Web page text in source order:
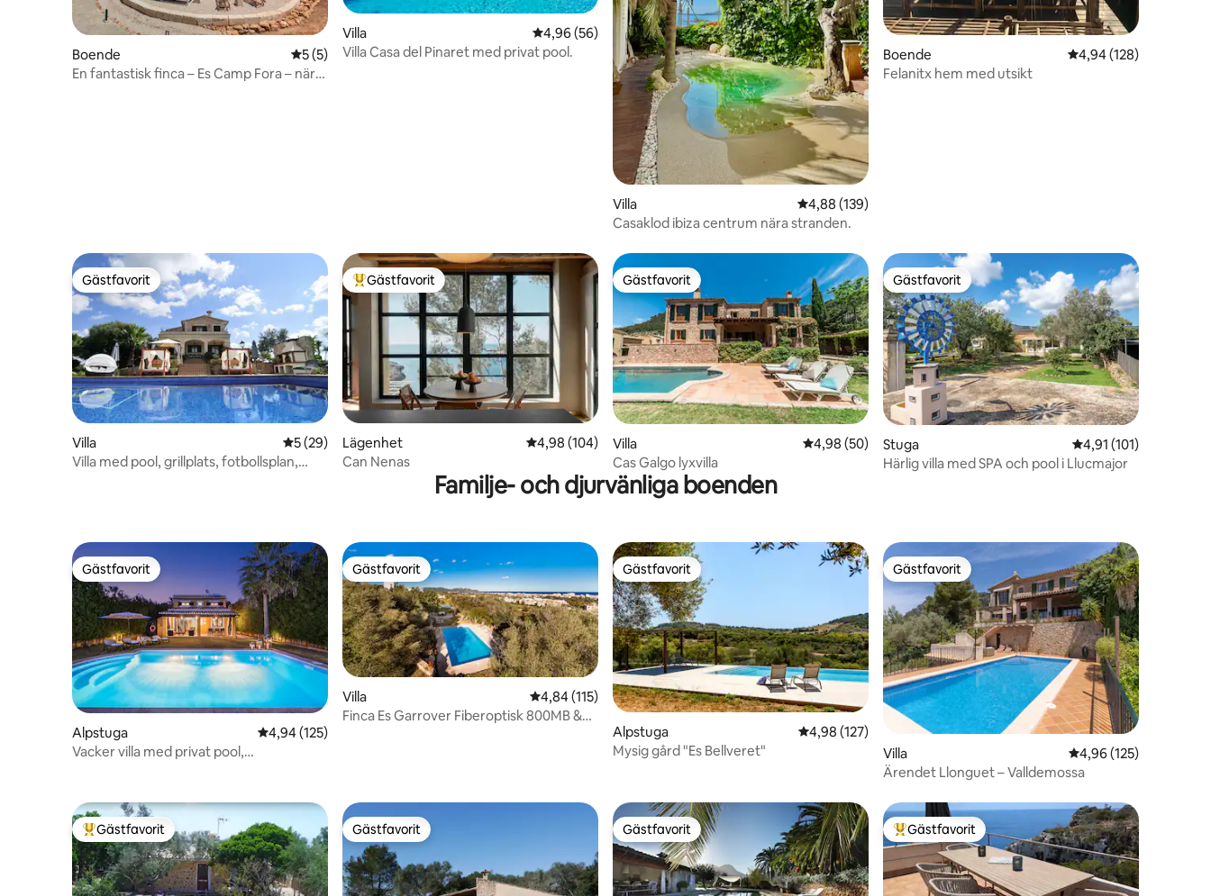
Boende 5 av 5 i genomsnittligt betyg, 5 omdömen
5 (5)
En fantastisk finca – Es Camp Fora – nära
Villa 4,96 av 5 i genomsnittligt betyg, 56 omdömen
4,96 (56)
Villa Casa del Pinaret med privat pool.
Villa 4,88 av 5 i genomsnittligt betyg, 139 omdömen
4,88 (139)
Casaklod ibiza centrum nära stranden.
Boende 4,94 av 5 i
4,94 (128)
Felanitx hem med utsikt
Gästfavorit
Gästfavorit
Villa 5 av 5 i genomsnittligt betyg, 29 omdömen
5 (29)
Villa med pool, grillplats, fotbollsplan,
Populär gästfavorit
Gästfavorit
Lägenhet 4,98 av 5 i genomsnittligt betyg, 104 omdömen
4,98 (104)
Can Nenas
Gästfavorit
Gästfavorit
Villa 4,98 av 5 i genomsnittligt betyg, 50 omdömen
4,98 (50)
Cas Galgo lyxvilla
Gästfavorit
Gästfavorit
Stuga 4,91 av 5 i
4,91 (101)
Härlig villa med SPA och pool i Llucmajor
Familje- och djurvänliga boenden
Gästfavorit
Gästfavorit
Alpstuga 4,94 av 5 i genomsnittligt betyg, 125 omdömen
4,94 (125)
Vacker villa med privat pool,
Gästfavorit
Gästfavorit
Villa 4,84 av 5 i genomsnittligt betyg, 115 omdömen
4,84 (115)
Finca Es Garrover Fiberoptisk 800MB &
Gästfavorit
Gästfavorit
Alpstuga 4,98 av 5 i genomsnittligt betyg, 127 omdömen
4,98 (127)
Mysig gård "Es Bellveret"
Gästfavorit
Gästfavorit
Villa 4,96 av 5 i
4,96 (125)
Ärendet Llonguet – Valldemossa
Populär gästfavorit
Gästfavorit Gästfavorit
Gästfavorit Gästfavorit
Gästfavorit Populär gästfavorit
Gästfavorit